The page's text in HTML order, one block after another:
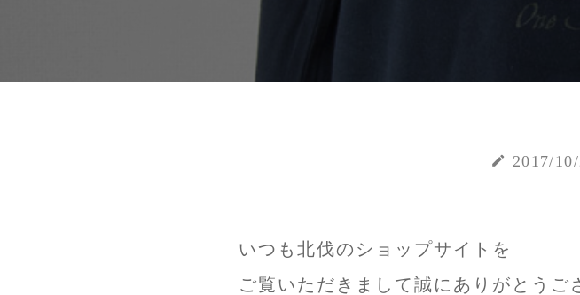
create 2017/
いつも北伐のショップサイトを
ご覧いただきまして誠にありがとうご